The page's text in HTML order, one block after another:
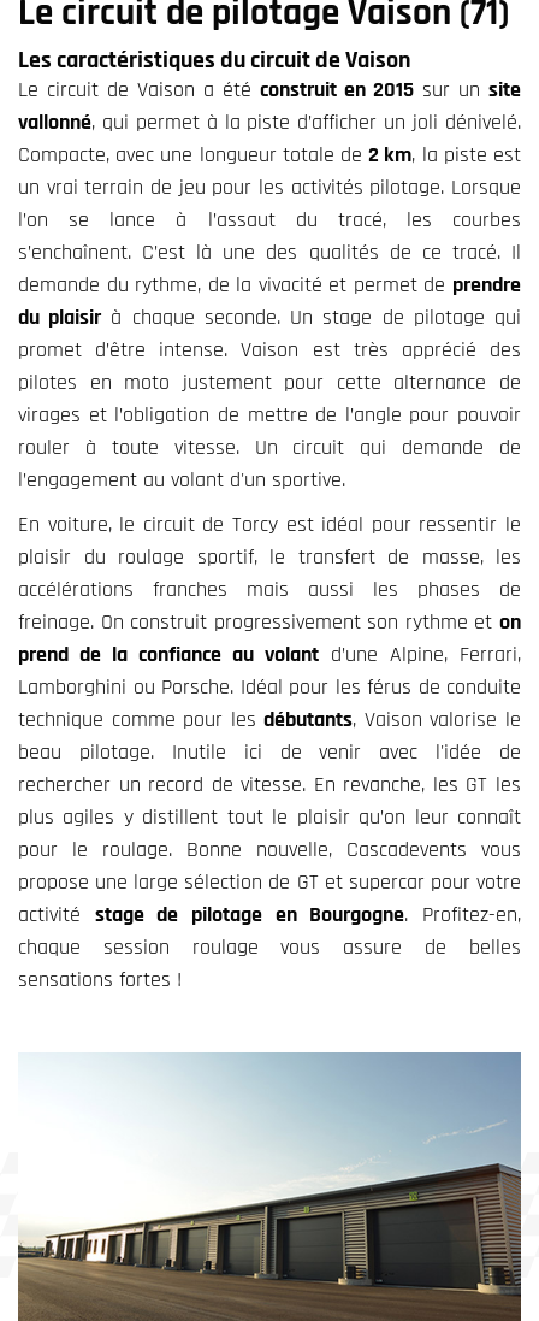
Le circuit de pilotage Vaison (71)
Les caractéristiques du circuit de Vaison
Le circuit de Vaison a été construit en 2015 sur un site
vallonné, qui permet à la piste d’afficher un joli dénivelé.
Compacte, avec une longueur totale de2 km, la piste est
un vrai terrain de jeu pour les activités pilotage. Lorsque
l’on se lance à l’assaut du tracé, les courbes
s’enchaînent. C’est là une des qualités de ce tracé. Il
demande du rythme, de la vivacité et permet de prendre
du plaisirà chaque seconde. Un stage de pilotage qui
promet d’être intense. Vaison est très apprécié des
pilotes en moto justement pour cette alternance de
virages et l’obligation de mettre de l’angle pour pouvoir
rouler à toute vitesse. Un circuit qui demande de
l’engagement au volant d'un sportive.
En voiture, le circuit de Torcy est idéal pour ressentir le
plaisir du roulage sportif, le transfert de masse, les
accélérations franches mais aussi les phases de
freinage. On construit progressivement son rythme et on
prend de la confiance au volant d’une Alpine, Ferrari,
Lamborghini ou Porsche. Idéal pour les férus de conduite
technique comme pour lesdébutants, Vaison valorise le
beau pilotage. Inutile ici de venir avec l'idée de
rechercher un record de vitesse. En revanche, les GT les
plus agiles y distillent tout le plaisir qu’on leur connaît
pour le roulage. Bonne nouvelle, Cascadevents vous
propose une large sélection de GT et supercar pour votre
activité stage de pilotage en Bourgogne. Profitez-en,
chaque session roulage vous assure de belles
sensations fortes !